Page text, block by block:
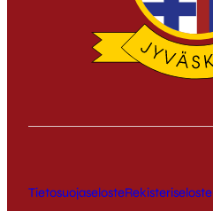
TietosuojaselosteRekisteriseloste